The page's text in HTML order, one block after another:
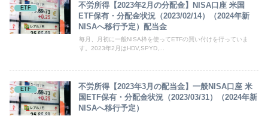
ETF
不労所得【2023年2月の分配金】NISA口座 米国
ETF保有・分配金状況（2023/02/14）（2024年新
NISAへ移行予定）配当金
毎月、月初に一般NISA枠を使ってETFの買い付けを行っていま
す。2023年2月はHDV,SPYD,...
ETF
不労所得【2023年3月の配当金】一般NISA口座 米
国ETF保有・分配金状況（2023/03/31）（2024年新
NISAへ移行予定）